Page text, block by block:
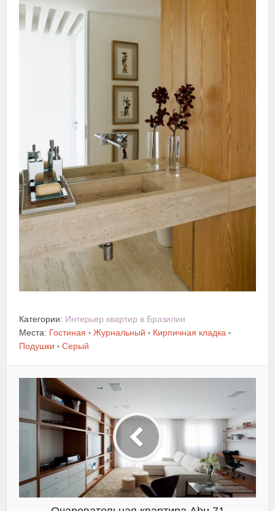
Категории: Интерьер квартир в Бразилии
Места: Гостиная • Журнальный • Кирпичная кладка •
Подушки • Серый